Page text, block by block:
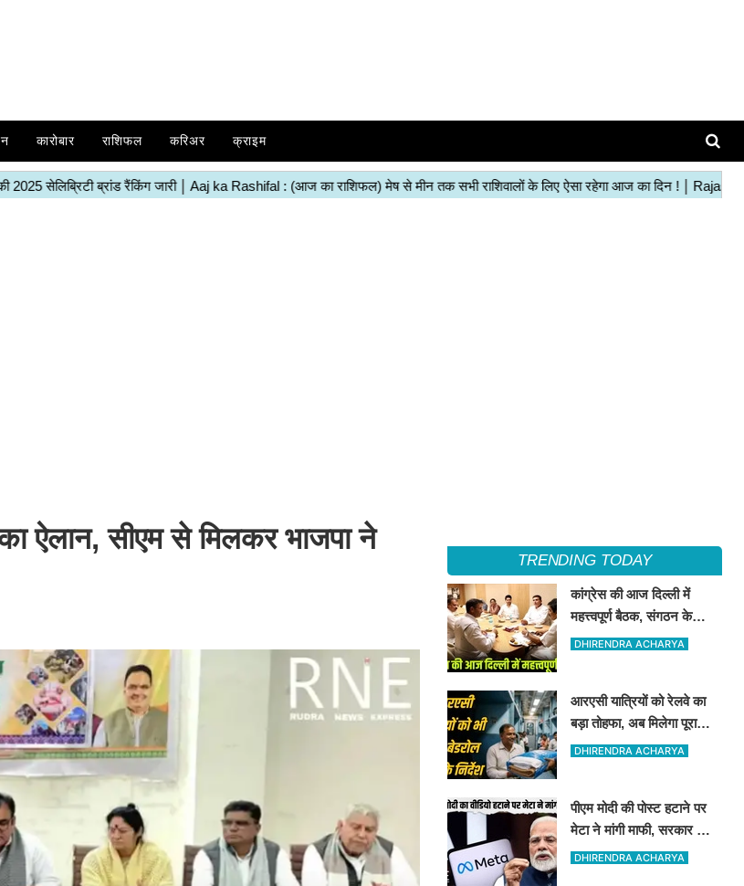
कारोबार राशिफल करिअर क्राइम
ऐलान, सीएम से मिलकर भाजपा ने
TRENDING TODAY
कांग्रेस की आज दिल्ली में
महत्त्वपूर्ण बैठक, संगठन के
कामकाज की समीक्षा होगी,
DHIRENDRA ACHARYA
आरएसी यात्रियों को रेलवे का
बड़ा तोहफा, अब मिलेगा पूरा
बेडरोल
DHIRENDRA ACHARYA
पीएम मोदी की पोस्ट हटाने पर
मेटा ने मांगी माफी, सरकार की
सख्ती के सामने मेटा झुकी
DHIRENDRA ACHARYA